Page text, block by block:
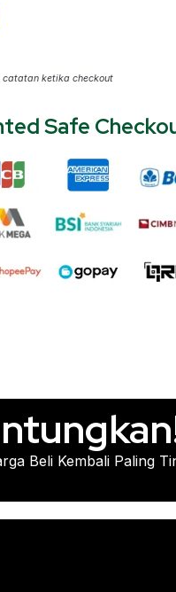
ketika checkout
Safe
Beli Kembali Paling